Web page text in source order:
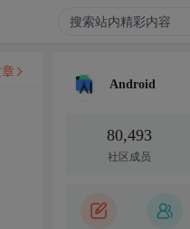
Android
80,493
社区成员